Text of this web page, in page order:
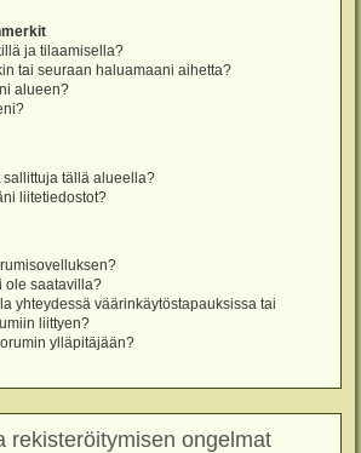
ja tilaamisella?
tai seuraan haluamaani aihetta?
alueen?
sallittuja tällä alueella?
liitetiedostot?
ole saatavilla?
yhteydessä väärinkäytöstapauksissa tai
liittyen?
ylläpitäjään?
rekisteröitymisen ongelmat